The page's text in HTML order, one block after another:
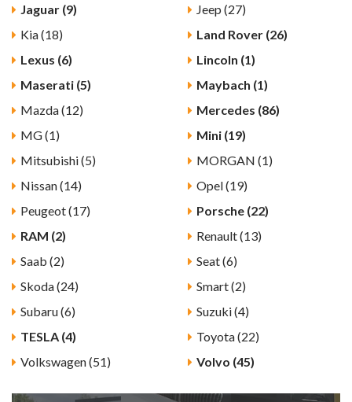
Jaguar (9)
Jeep (27)
Kia (18)
Land Rover (26)
Lexus (6)
Lincoln (1)
Maserati (5)
Maybach (1)
Mazda (12)
Mercedes (86)
MG (1)
Mini (19)
Mitsubishi (5)
MORGAN (1)
Nissan (14)
Opel (19)
Peugeot (17)
Porsche (22)
RAM (2)
Renault (13)
Saab (2)
Seat (6)
Skoda (24)
Smart (2)
Subaru (6)
Suzuki (4)
TESLA (4)
Toyota (22)
Volkswagen (51)
Volvo (45)